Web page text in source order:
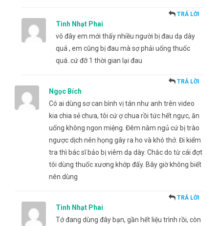
Tình Nhạt Phai
TRẢ LỜI
vô đây em mới thấy nhiều người bị đau dạ dày
quá , em cũng bị đau mà sợ phải uống thuốc
quá..cứ đỡ 1 thời gian lại đau
Ngọc Bích
TRẢ LỜI
Có ai dùng sơ can bình vị tán như anh trên video
kia chia sẻ chưa, tôi cứ ợ chua rồi tức hết ngực, ăn
uống không ngon miệng. Đêm nằm ngủ cứ bị trào
ngược dịch nên họng gây ra ho và khó thở. Đi kiểm
tra thì bác sĩ bảo bị viêm dạ dày. Chắc do từ cái đợt
tôi dùng thuốc xương khớp đấy. Bây giờ không biết
nên dùng
Tình Nhạt Phai
TRẢ LỜI
Tớ đang dùng đây bạn, gần hết liệu trình rồi, còn